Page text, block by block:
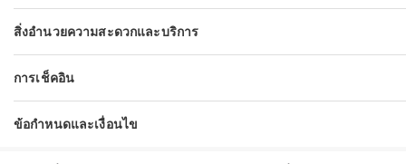
สิ่งอำนวยความสะดวกและบริการ
การเช็คอิน
ข้อกำหนดและเงื่อนไข